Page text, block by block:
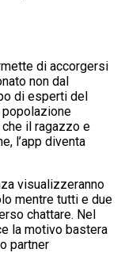
di accorgersi
non dal
di esperti del
popolazione
il ragazzo e
l’app diventa
visualizzeranno
mentre tutti e due
chattare. Nel
la motivo bastera
partner